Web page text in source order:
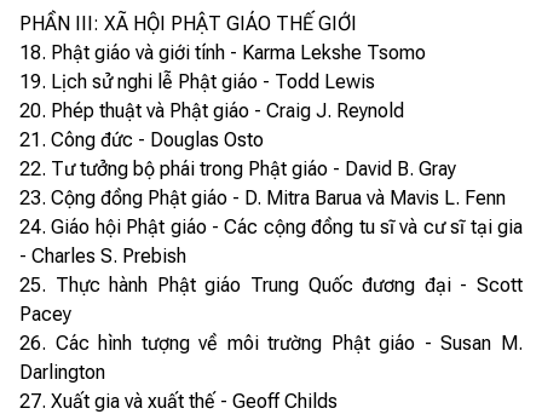
PHẦN III: XÃ HỘI PHẬT GIÁO THẾ GIỚI
18. Phật giáo và giới tính - Karma Lekshe Tsomo
19. Lịch sử nghi lễ Phật giáo - Todd Lewis
20. Phép thuật và Phật giáo - Craig J. Reynold
21. Công đức - Douglas Osto
22. Tư tưởng bộ phái trong Phật giáo - David B. Gray
23. Cộng đồng Phật giáo - D. Mitra Barua và Mavis L. Fenn
24. Giáo hội Phật giáo - Các cộng đồng tu sĩ và cư sĩ tại gia
- Charles S. Prebish
25. Thực hành Phật giáo Trung Quốc đương đại - Scott
Pacey
26. Các hình tượng về môi trường Phật giáo - Susan M.
Darlington
27. Xuất gia và xuất thế - Geoff Childs